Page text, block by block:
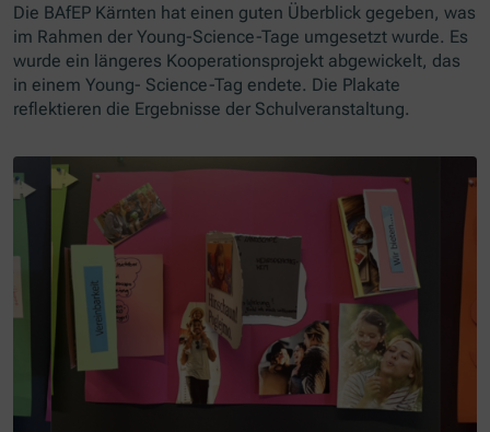
Die BAfEP Kärnten hat einen guten Überblick gegeben, was
im Rahmen der Young-Science-Tage umgesetzt wurde. Es
wurde ein längeres Kooperationsprojekt abgewickelt, das
in einem Young- Science-Tag endete. Die Plakate
reflektieren die Ergebnisse der Schulveranstaltung.
Skip slider